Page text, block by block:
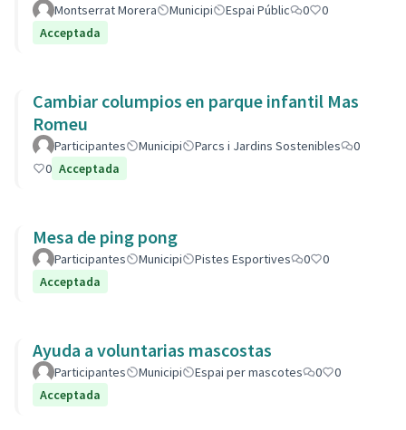
Montserrat Morera Municipi Espai Públic 0
0
Acceptada
Cambiar columpios en parque infantil Mas
Romeu
Participantes Municipi Parcs i Jardins Sostenibles
0
0 Acceptada
Mesa de ping pong
Participantes Municipi Pistes Esportives 0
0
Acceptada
Ayuda a voluntarias mascostas
Participantes Municipi Espai per mascotes 0
0
Acceptada